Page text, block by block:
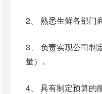
2、 熟悉生鲜各部门
3、 负责实现公司制
量）。
4、 具有制定预算的